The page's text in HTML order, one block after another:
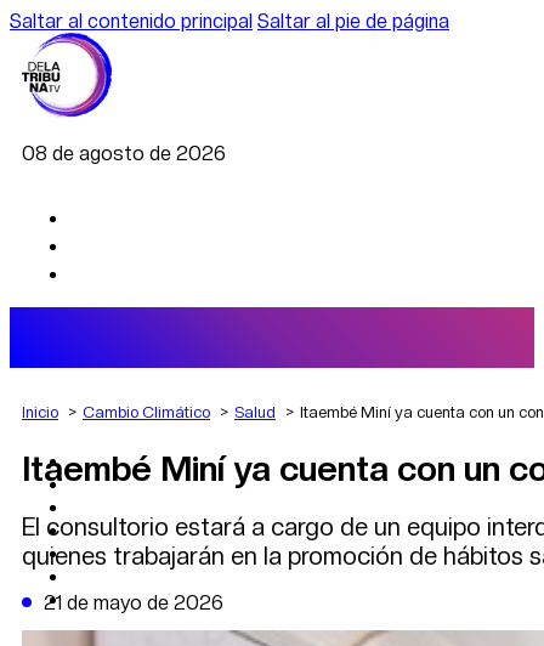
Saltar al contenido principal Saltar al pie de página
08 de agosto de 2026
AGRO
DEPORTES
POLÍTICA
CAMBIO CLIMÁTICO
DATA FIRME
DE LA TRIBUNA TV
Inicio Cambio Climático Salud Itaembé Miní ya cuenta con un
Itaembé Miní ya cuenta con un
El consultorio estará a cargo de un equipo
quienes trabajarán en la promoción de hábitos
21 de mayo de 2026